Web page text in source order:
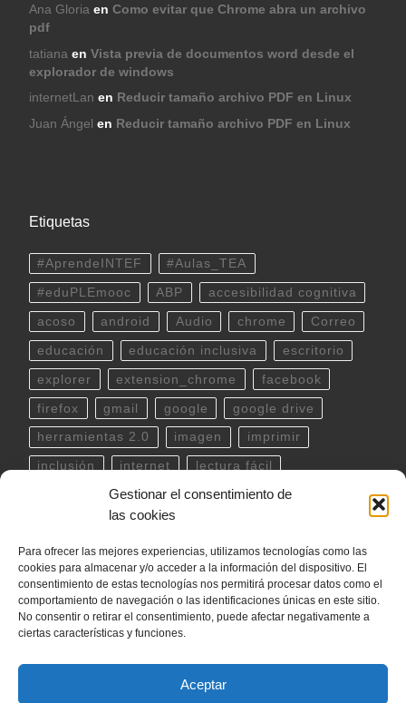
Gestionar el consentimiento de
las cookies
Para ofrecer las mejores experiencias, utilizamos tecnologías como las
cookies para almacenar y/o acceder a la información del dispositivo. El
consentimiento de estas tecnologías nos permitirá procesar datos como el
comportamiento de navegación o las identificaciones únicas en este sitio.
No consentir o retirar el consentimiento, puede afectar negativamente a
ciertas características y funciones.
Aceptar
Ana Gloriaen Como evitar que Chrome abra un archivo
pdf
tatiana en Vista previa de documentos word desde el
explorador de windows
internetLan en Reducir tamaño archivo PDF en Linux
Juan Ángel en Reducir tamaño archivo PDF en Linux
Etiquetas
#AprendeINTEF #Aulas_TEA
#eduPLEmooc ABP accesibilidad cognitiva
acoso android Audio chrome Correo
educación educación inclusiva escritorio
explorer extension_chrome facebook
firefox gmail google google drive
herramientas 2.0 imagen imprimir
inclusión internet lectura fácil
linux musica outlook
powerpoint scratch
teclado Telegram terminal twitter
ubuntu video WhatsApp windows
word YouTube